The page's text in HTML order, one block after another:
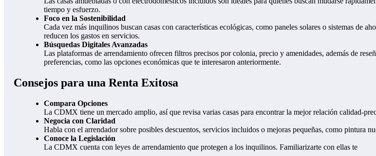
tiempo y esfuerzo.
Foco en la Sostenibilidad
Cada vez más inquilinos buscan casas con características ecológicas, como paneles solares o sistemas de
reducen los gastos en servicios.
Búsquedas Digitales Avanzadas
Las plataformas de arrendamiento ofrecen filtros precisos por colonia, precio y amenidades, además de
preferencias, como las opciones económicas que te interesaron anteriormente.
Consejos para una Renta Exitosa
Compara Opciones
La CDMX tiene un mercado amplio, así que revisa varias casas para encontrar la mejor relación calidad-
Negocia con Claridad
Habla con el arrendador sobre posibles descuentos, servicios incluidos o mejoras pequeñas, como pintura
Conoce la Legislación
La CDMX cuenta con leyes de arrendamiento que protegen a los inquilinos. Familiarizarte con ellas te